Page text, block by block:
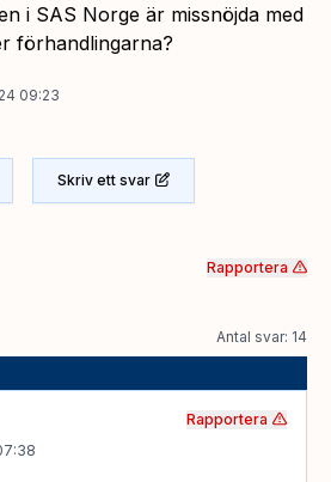
i SAS Norge är missnöjda med
förhandlingarna?
09:23
Skriv ett svar
Rapportera
Antal svar: 14
Rapportera